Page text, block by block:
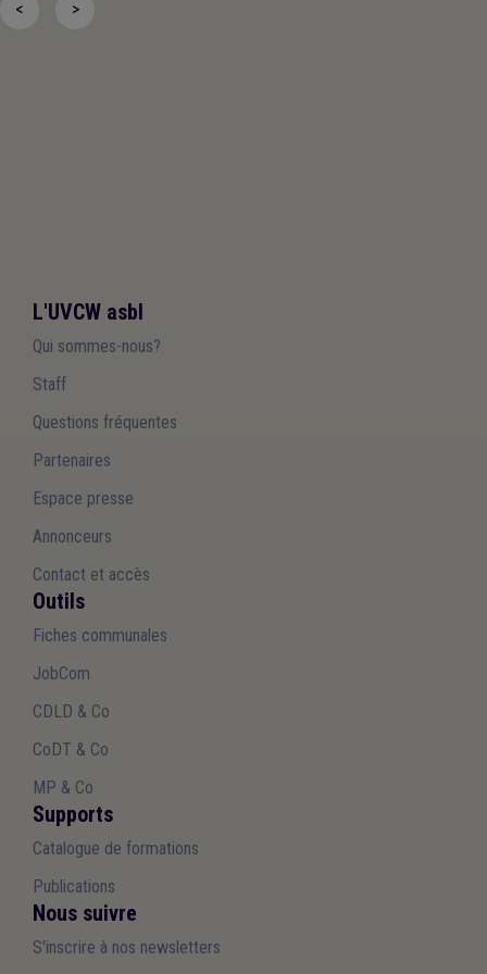
< >
L'UVCW asbl
Qui sommes-nous?
Staff
Questions fréquentes
Partenaires
Espace presse
Annonceurs
Contact et accès
Outils
Fiches communales
JobCom
CDLD & Co
CoDT & Co
MP & Co
Supports
Catalogue de formations
Publications
Nous suivre
S'inscrire à nos newsletters